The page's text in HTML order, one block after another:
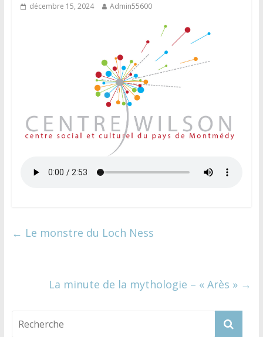
décembre 15, 2024 Admin55600
← Le monstre du Loch Ness
La minute de la mythologie – « Arès » →